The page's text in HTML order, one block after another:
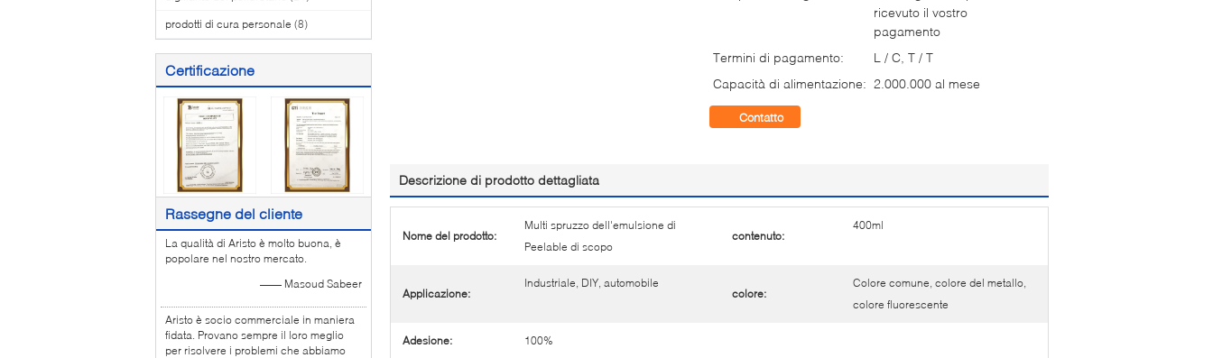
prodotti di cura personale (8)
Certificazione
Rassegne del cliente
La qualità di Aristo è molto buona, è
popolare nel nostro mercato.
—— Masoud Sabeer
Aristo è socio commerciale in maniera
fidata. Provano sempre il loro meglio
per risolvere i problemi che abbiamo
ricevuto il vostro
pagamento
Termini di pagamento:
L / C, T / T
Capacità di alimentazione: 2.000.000 al mese
Contatto
Descrizione di prodotto dettagliata
Nome del prodotto:
Multi spruzzo dell'emulsione di
Peelable di scopo
contenuto:
400ml
Applicazione:
Industriale, DIY, automobile
colore:
Colore comune, colore del metallo,
colore fluorescente
Adesione: 100%